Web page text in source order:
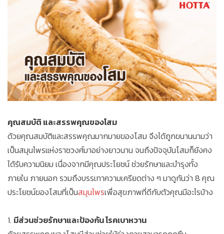
คุณสมบัติ และสรรพคุณของโสม
ด้วยคุณสมบัติและสรรพคุณมากมายของโสม จึงได้ถูกขนานนามว่า
เป็นสมุนไพรแห่งราชวงศ์มาอย่างยาวนาน จนถึงปัจจุบันโสมก็ยังคง
ได้รับความนิยม เนื่องจากมีคุณประโยชน์ ช่วยรักษาและบำรุงทั้ง
ภายใน ภายนอก รวมถึงบรรเทาความเครียดต่าง ๆ มาดูกันว่า 8 คุณ
ประโยชน์ของโสมที่เป็นสมุนไพรเพื่อสุขภาพที่ดีกับตัวคุณมีอะไรบ้าง
1. มีส่วนช่วยรักษาและป้องกัน โรคเบาหวาน